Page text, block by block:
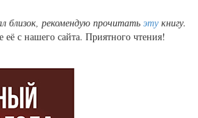
близок, рекомендую прочитать этукнигу.
её с нашего сайта. Приятного чтения!